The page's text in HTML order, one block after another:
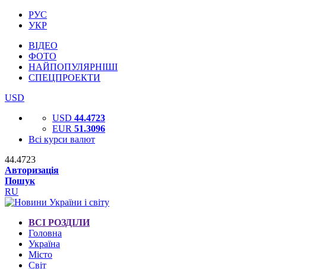
РУС
УКР
ВІДЕО
ФОТО
НАЙПОПУЛЯРНІШІ
СПЕЦПРОЕКТИ
USD
USD 44.4723
EUR 51.3096
Всі курси валют
44.4723
Авторизація
Пошук
RU
ВСІ РОЗДІЛИ
Головна
Україна
Місто
Світ